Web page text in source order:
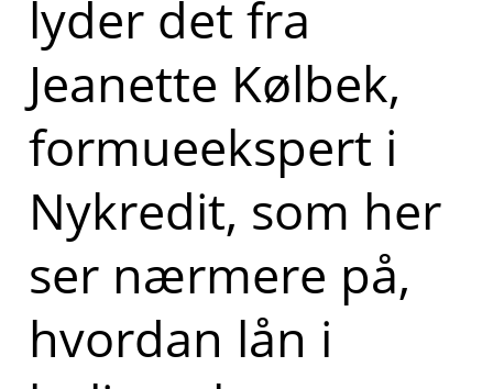
lyder det fra
Jeanette Kølbek,
formueekspert i
Nykredit, som her
ser nærmere på,
hvordan lån i